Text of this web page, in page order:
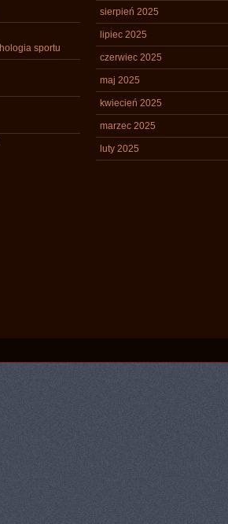
sportu
sierpień 2025
lipiec 2025
czerwiec 2025
maj 2025
kwiecień 2025
marzec 2025
luty 2025